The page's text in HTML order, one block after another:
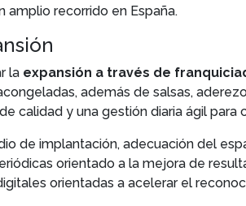
amplio recorrido en España.
la expansión a través de
además de salsas,
calidad y una gestión diaria ágil para
de implantación, adecuación del
orientado a la mejora de
orientadas a acelerar el